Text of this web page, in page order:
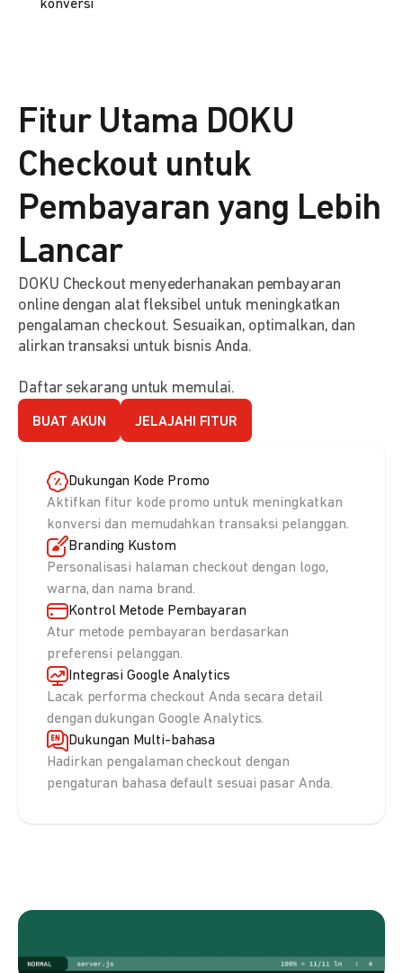
konversi
Fitur Utama DOKU
Checkout untuk
Pembayaran yang Lebih
Lancar
DOKU Checkout menyederhanakan pembayaran
online dengan alat fleksibel untuk meningkatkan
pengalaman checkout. Sesuaikan, optimalkan, dan
alirkan transaksi untuk bisnis Anda.
Daftar sekarang untuk memulai.
BUAT AKUN JELAJAHI FITUR
Dukungan Kode Promo
Aktifkan fitur kode promo untuk meningkatkan
konversi dan memudahkan transaksi pelanggan.
Branding Kustom
Personalisasi halaman checkout dengan logo,
warna, dan nama brand.
Kontrol Metode Pembayaran
Atur metode pembayaran berdasarkan
preferensi pelanggan.
Integrasi Google Analytics
Lacak performa checkout Anda secara detail
dengan dukungan Google Analytics.
Dukungan Multi-bahasa
Hadirkan pengalaman checkout dengan
pengaturan bahasa default sesuai pasar Anda.